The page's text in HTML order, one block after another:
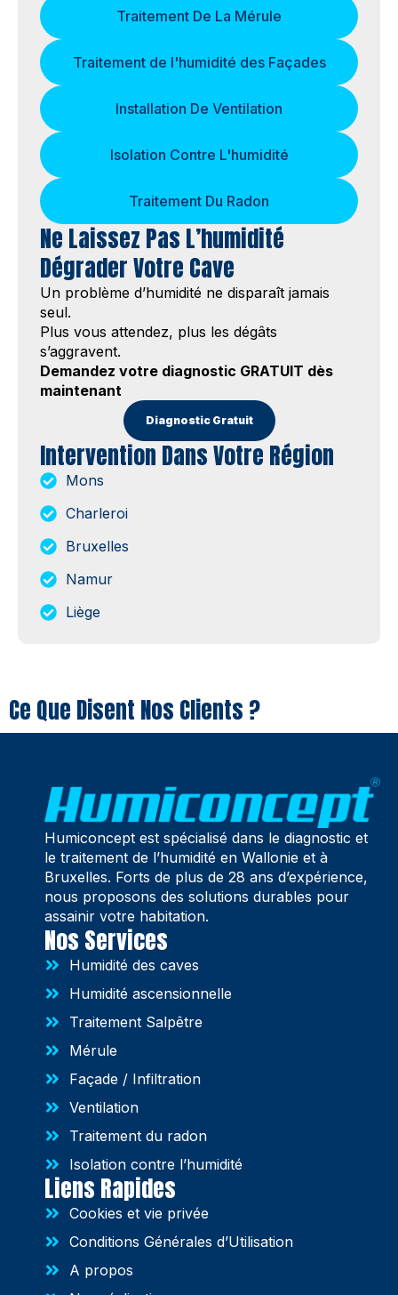
Traitement De La Mérule
Traitement de l'humidité des Façades
Installation De Ventilation
Isolation Contre L'humidité
Traitement Du Radon
Ne Laissez Pas L’humidité
Dégrader Votre Cave
Un problème d’humidité ne disparaît jamais
seul.
Plus vous attendez, plus les dégâts
s’aggravent.
Demandez votre diagnostic GRATUIT dès
maintenant
Diagnostic Gratuit
Intervention Dans Votre Région
Mons
Charleroi
Bruxelles
Namur
Liège
Ce Que Disent Nos Clients ?
Humiconcept est spécialisé dans le diagnostic et
le traitement de l’humidité en Wallonie et à
Bruxelles. Forts de plus de 28 ans d’expérience,
nous proposons des solutions durables pour
assainir votre habitation.
Nos Services
Humidité des caves
Humidité ascensionnelle
Traitement Salpêtre
Mérule
Façade / Infiltration
Ventilation
Traitement du radon
Isolation contre l’humidité
Liens Rapides
Cookies et vie privée
Conditions Générales d’Utilisation
A propos